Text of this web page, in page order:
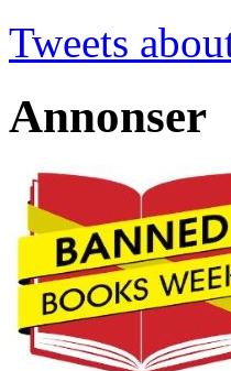
Tweets
Annonser